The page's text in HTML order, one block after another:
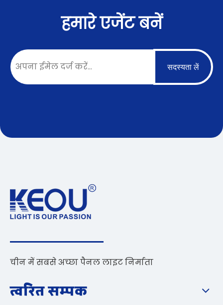
हमारे एजेंट बनें
सदस्यता लें
चीन में सबसे अच्छा पैनल लाइट निर्माता
त्वरित सम्पक